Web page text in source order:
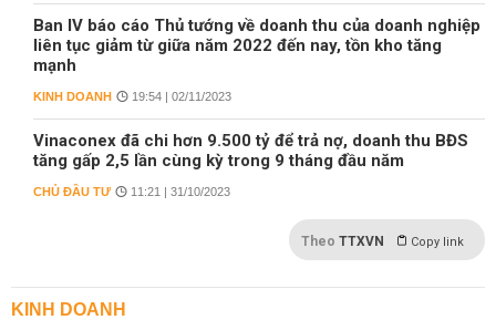
Ban IV báo cáo Thủ tướng về doanh thu của doanh nghiệp
liên tục giảm từ giữa năm 2022 đến nay, tồn kho tăng
mạnh
KINH DOANH 19:54 | 02/11/2023
Vinaconex đã chi hơn 9.500 tỷ để trả nợ, doanh thu BĐS
tăng gấp 2,5 lần cùng kỳ trong 9 tháng đầu năm
CHỦ ĐẦU TƯ 11:21 | 31/10/2023
Theo TTXVN Copy link
KINH DOANH